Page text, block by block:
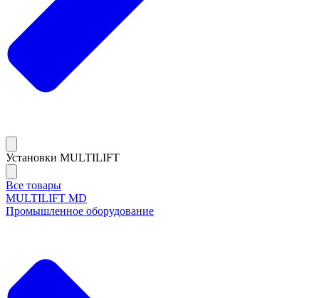
Установки MULTILIFT
Все товары
MULTILIFT MD
Промышленное оборудование